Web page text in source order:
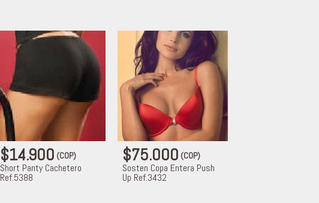
$14.900(COP)
Short Panty Cachetero
Ref.5388
$75.000(COP)
Sosten Copa Entera Push
Up Ref.3432